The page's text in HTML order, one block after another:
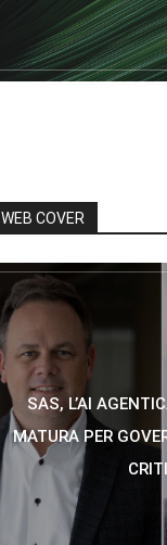
WEB COVER
SAS, L’AI
MATURA PER